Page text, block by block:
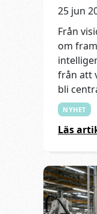
25 jun
Från
om
från att
bli
NYHET
Läs
:
V25